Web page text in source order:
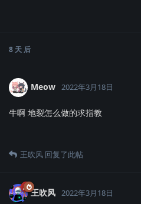
8 天 后
Meow 2022年3月18日
牛啊 地裂怎么做的求指教
王吹风 回复了此帖
王吹风 2022年3月18日